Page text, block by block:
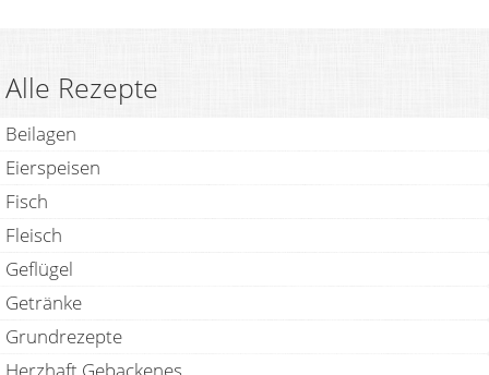
Alle Rezepte
Beilagen
Eierspeisen
Fisch
Fleisch
Geflügel
Getränke
Grundrezepte